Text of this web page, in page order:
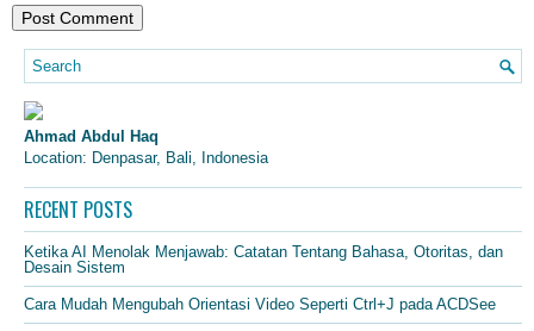
Ahmad Abdul Haq
Location: Denpasar, Bali, Indonesia
RECENT POSTS
Ketika AI Menolak Menjawab: Catatan Tentang Bahasa, Otoritas, dan
Desain Sistem
Cara Mudah Mengubah Orientasi Video Seperti Ctrl+J pada ACDSee